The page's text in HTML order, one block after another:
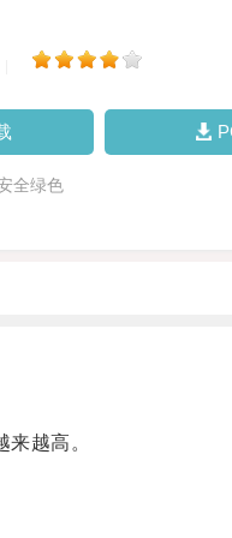
全绿色
越高。